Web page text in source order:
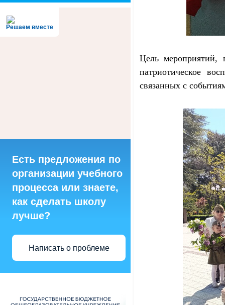
Решаем вместе
Есть предложения по
организации учебного
процесса или знаете,
как сделать школу
лучше?
Написать о проблеме
Цель мероприятий,
патриотическое
связанных с